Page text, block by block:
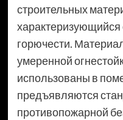
строительных
горючести.
умеренной
использованы в
предъявляются
противопожарной